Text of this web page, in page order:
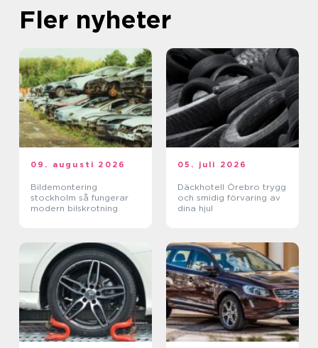
Fler nyheter
09. augusti 2026
Bildemontering
stockholm så fungerar
modern bilskrotning
05. juli 2026
Däckhotell Örebro trygg
och smidig förvaring av
dina hjul